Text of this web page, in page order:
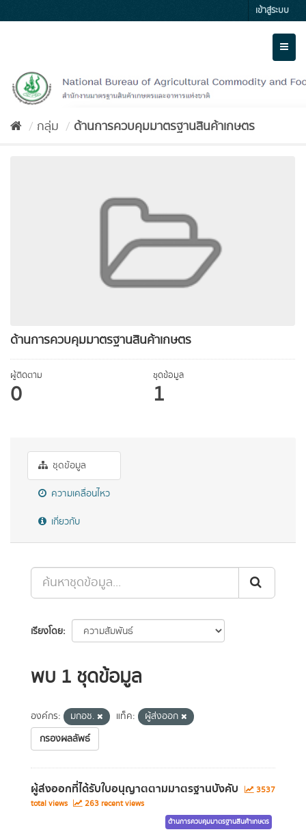
to
เข้าสู่ระบบ
กลุ่ม ด้านการควบคุมมาตรฐานสินค้าเกษตร
ด้านการควบคุมมาตรฐานสินค้าเกษตร
ผู้ติดตาม
0
ชุดข้อมูล
1
ชุดข้อมูล
ความเคลื่อนไหว
เกี่ยวกับ
เรียงโดย
พบ 1 ชุดข้อมูล
องค์กร: มกอช. แท็ค:
ผู้ส่งออก
กรองผลลัพธ์
ผู้ส่งออกที่ได้รับใบอนุญาตตามมาตรฐานบังคับ
3537
total views
263 recent views
ด้านการควบคุมมาตรฐานสินค้าเกษตร